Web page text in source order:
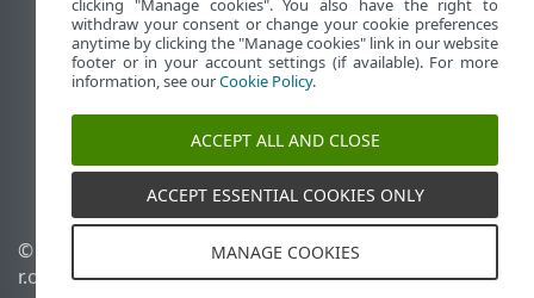
Afficher le site des postes de travail
End of Life
Base de connaissances ESET
Forum ESET
ESET Status Portal
Support régional
© 1992 - 2026 ESET, spol. s
r.o. - Tous droits réservés.
Politique relative aux
clicking "Manage cookies". You also have the right to
withdraw your consent or change your cookie preferences
anytime by clicking the "Manage cookies" link in our website
footer or in your account settings (if available). For more
information, see ourCookie Policy.
ACCEPT ALL AND CLOSE
ACCEPT ESSENTIAL COOKIES ONLY
MANAGE COOKIES